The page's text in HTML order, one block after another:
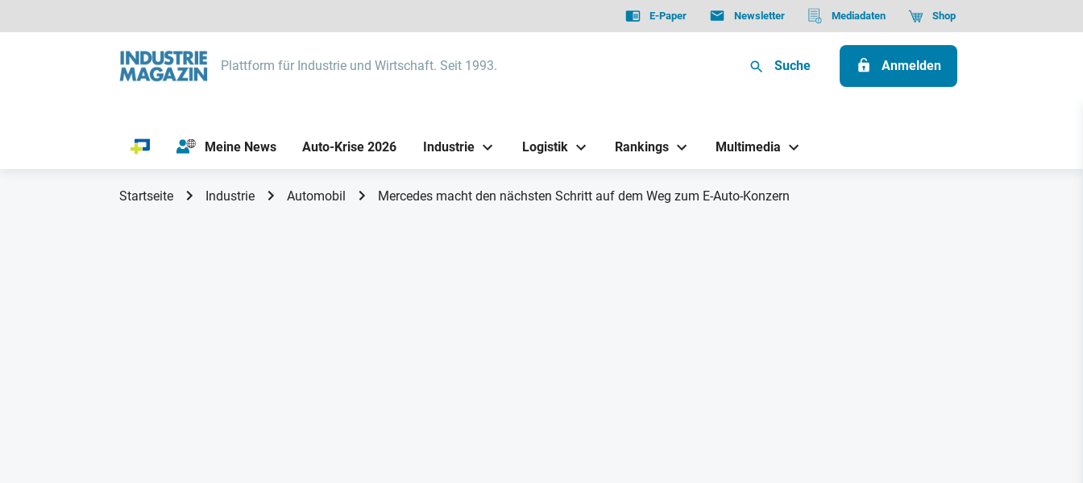
E-Paper Newsletter Mediadaten Shop
Plattform für Industrie und Wirtschaft. Seit 1993. Suche Anmelden
Meine News Auto-Krise 2026 Industrie Logistik Rankings Multimedia
Startseite Industrie Automobil Mercedes macht den nächsten Schritt auf dem Weg zum E-Auto-Konzern